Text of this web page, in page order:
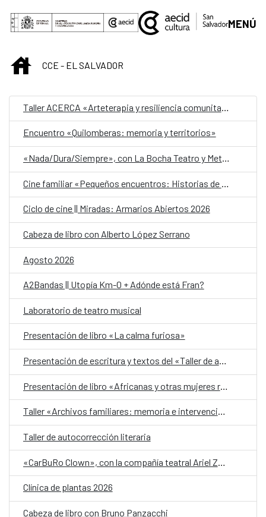
Saltar al contenido principal
MENÚ
INICIOCCE - EL SALVADOR
Encuentro «Quilomberas: memoria y territorios»
«Nada/Dura/Siempre», con La Bocha Teatro y Metafórica
Ciclo de cine || Miradas: Armarios Abiertos 2026
Cabeza de libro con Alberto López Serrano
Agosto 2026
A2Bandas || Utopía Km-0 + Adónde está Fran?
Laboratorio de teatro musical
Presentación de libro «La calma furiosa»
Presentación de escritura y textos del «Taller de autobiografía para mujeres 70+»
Presentación de libro «Africanas y otras mujeres racializadas»
Taller «Archivos familiares: memoria e intervención»
Taller de autocorrección literaria
Clínica de plantas 2026
Cabeza de libro con Bruno Panzacchi